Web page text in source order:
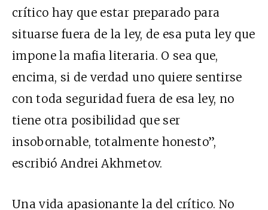
crítico hay que estar preparado para
situarse fuera de la ley, de esa puta ley que
impone la mafia literaria. O sea que,
encima, si de verdad uno quiere sentirse
con toda seguridad fuera de esa ley, no
tiene otra posibilidad que ser
insobornable, totalmente honesto”,
escribió Andrei Akhmetov.
Una vida apasionante la del crítico. No